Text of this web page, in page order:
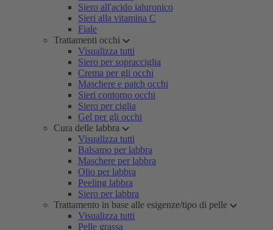
Siero all'acido ialuronico
Sieri alla vitamina C
Fiale
Trattamenti occhi
Visualizza tutti
Siero per sopracciglia
Crema per gli occhi
Maschere e patch occhi
Sieri contorno occhi
Siero per ciglia
Gel per gli occhi
Cura delle labbra
Visualizza tutti
Balsamo per labbra
Maschere per labbra
Olio per labbra
Peeling labbra
Siero per labbra
Trattamento in base alle esigenze/tipo di pelle
Visualizza tutti
Pelle grassa